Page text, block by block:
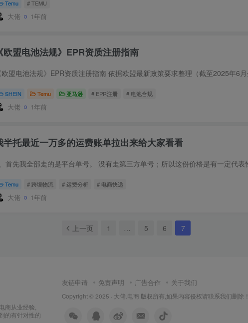
Temu # TEMU
大佬 1年前
《欧盟电池法规》EPR资质注册指南
SHEIN Temu 亚马逊 # EPR注册 # 电池合规
大佬 1年前
半托最近一万多的运费账单拉出来给大家看看
Temu # 跨境物流 # 运费分析 # 电商快递
大佬 1年前
上一页 1 … 5 6 7
商从业经验,
的有针对性的
友链申请 免责声明 广告合作 关于我们
Copyright © 2025 · 大佬.电商 版权所有,如果内容侵权请联系我们删除！